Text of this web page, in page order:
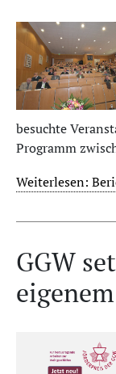
besuchte
Programm
Weiterlesen:
GGW